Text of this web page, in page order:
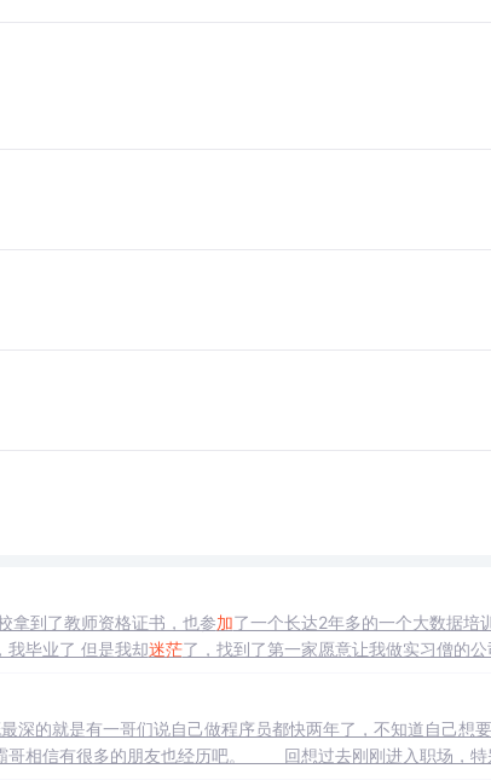
拿到了教师资格证书，也参加了一个长达2年多的一个大数据培
我毕业了 但是我却迷茫了，找到了第一家愿意让我做实习僧的公
张。 我不知道成为一名合格的程序员应该怎么做，应该做些什
的就是有一哥们说自己做程序员都快两年了，不知道自己想
哥相信有很多的朋友也经历吧。 回想过去刚刚进入职场，特